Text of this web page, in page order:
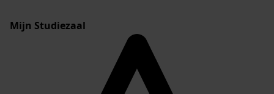
Mijn Studiezaal